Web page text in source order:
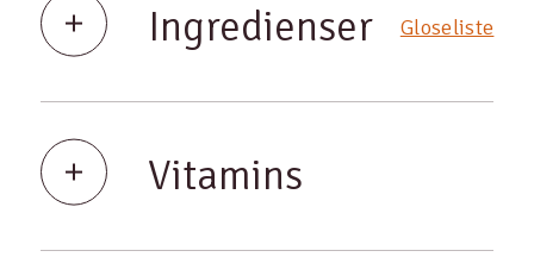
Ingredienser Gloseliste
Vitamins